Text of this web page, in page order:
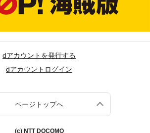
dアカウントを発行する
dアカウントログイン
ページトップへ
(c) NTT DOCOMO